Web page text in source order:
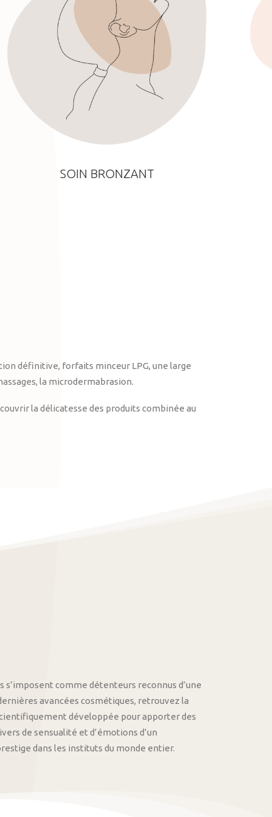
SOIN BRONZANT
définitive, forfaits minceur LPG, une large
la microdermabrasion.
la délicatesse des produits combinée au
s’imposent comme détenteurs reconnus d’une
avancées cosmétiques, retrouvez la
développée pour apporter des
de sensualité et d’émotions d’un
dans les instituts du monde entier.